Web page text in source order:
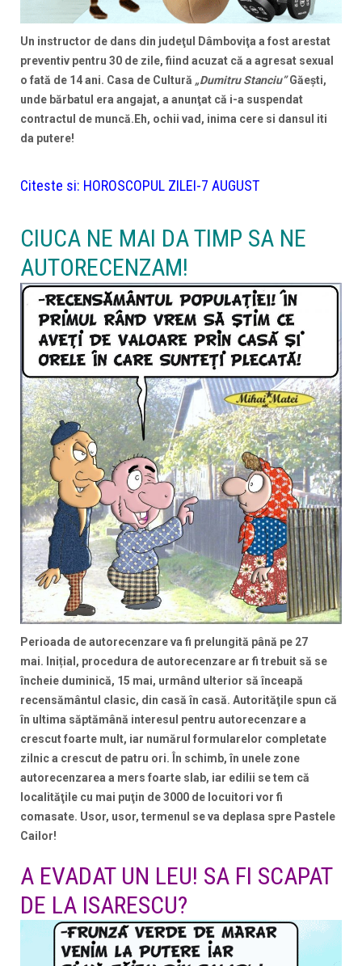
Un instructor de dans din judeţul Dâmboviţa a fost arestat
preventiv pentru 30 de zile, fiind acuzat că a agresat sexual
o fată de 14 ani. Casa de Cultură „Dumitru Stanciu”Găeşti,
unde bărbatul era angajat, a anunţat că i-a suspendat
contractul de muncă.Eh, ochii vad, inima cere si dansul iti
da putere!
Citeste si: HOROSCOPUL ZILEI-7 AUGUST
CIUCA NE MAI DA TIMP SA NE
AUTORECENZAM!
Perioada de autorecenzare va fi prelungită până pe 27
mai. Inițial, procedura de autorecenzare ar fi trebuit să se
încheie duminică, 15 mai, urmând ulterior să înceapă
recensământul clasic, din casă în casă. Autorităţile spun că
în ultima săptămână interesul pentru autorecenzare a
crescut foarte mult, iar numărul formularelor completate
zilnic a crescut de patru ori. În schimb, în unele zone
autorecenzarea a mers foarte slab, iar edilii se tem că
localităţile cu mai puţin de 3000 de locuitori vor fi
comasate. Usor, usor, termenul se va deplasa spre Pastele
Cailor!
A EVADAT UN LEU! SA FI SCAPAT
DE LA ISARESCU?